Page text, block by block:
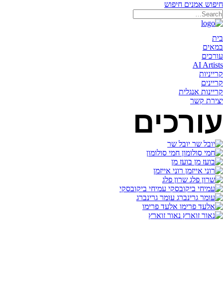
חיפוש אמנים חיפוש
בית
במאים
עורכים
AI Artists
קרייניות
קריינים
קריינות אנגלית
יצירת קשר
עורכים
יובל שר
חמי סולומון
בועז מן
רוני אייזמן
שרון פלג
עמיחי ביקובסקי
עומר גרינברג
אלעד פרימו
נאור זוארץ